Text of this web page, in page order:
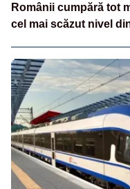
Românii cumpără tot
cel mai scăzut nivel